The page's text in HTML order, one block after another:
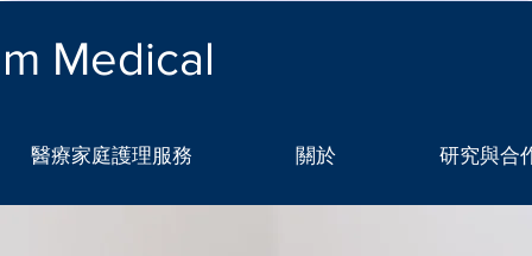
Medical
醫療家庭護理服務 關於 研究與合